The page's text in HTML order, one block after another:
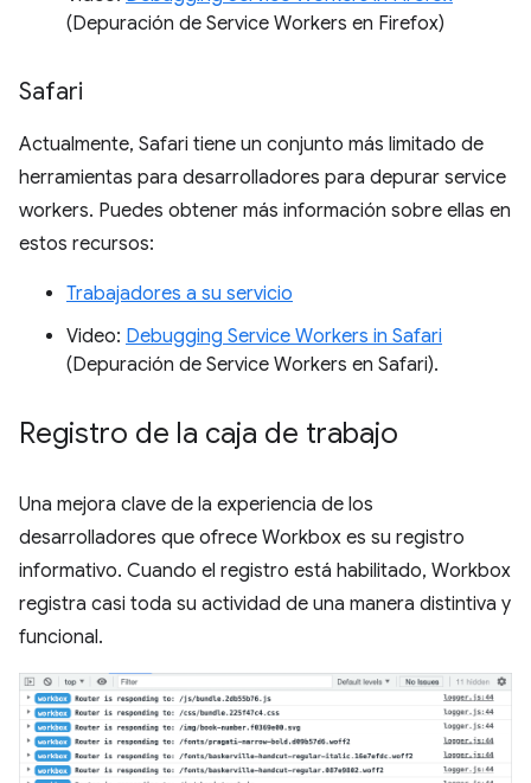
(Depuración de Service Workers en Firefox)
Safari
Actualmente, Safari tiene un conjunto más limitado de
herramientas para desarrolladores para depurar service
workers. Puedes obtener más información sobre ellas en
estos recursos:
Trabajadores a su servicio
Video: Debugging Service Workers in Safari
(Depuración de Service Workers en Safari).
Registro de la caja de trabajo
Una mejora clave de la experiencia de los
desarrolladores que ofrece Workbox es su registro
informativo. Cuando el registro está habilitado, Workbox
registra casi toda su actividad de una manera distintiva y
funcional.